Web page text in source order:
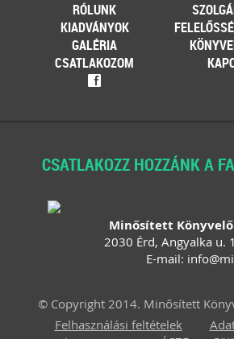
RÓLUNK
KIADVÁNYOK
GALÉRIA
CSATLAKOZOM
f
CSATLAKOZZ HOZZÁNK A
Minősített
2030 Érd, Angyalka u.
E-mail: info@
© Copyright 2014. Minősített
Felhasználási feltételek